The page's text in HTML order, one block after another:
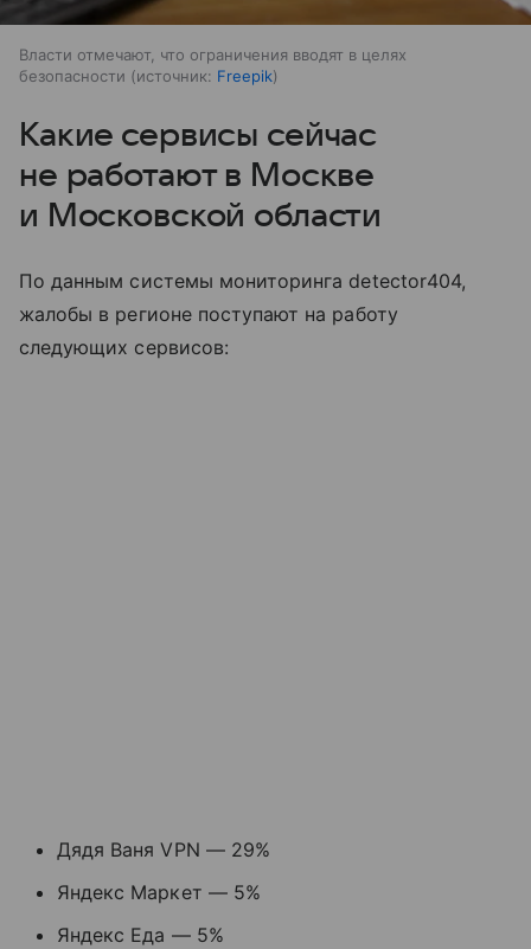
Власти отмечают, что ограничения вводят в целях
безопасности
источник: Freepik
Какие сервисы сейчас
не работают в Москве
и Московской области
По данным системы мониторинга detector404,
жалобы в регионе поступают на работу
следующих сервисов:
Дядя Ваня VPN — 29%
Яндекс Маркет — 5%
Яндекс Еда — 5%